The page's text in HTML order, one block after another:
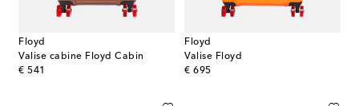
Floyd
Valise cabine Floyd Cabin
€ 541
original price
Floyd
Valise Floyd
€ 695
original price